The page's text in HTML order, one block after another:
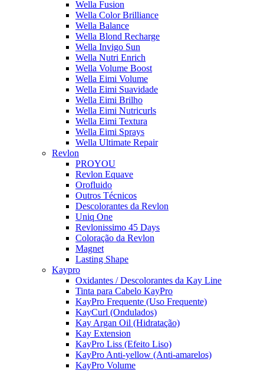
Wella Fusion
Wella Color Brilliance
Wella Balance
Wella Blond Recharge
Wella Invigo Sun
Wella Nutri Enrich
Wella Volume Boost
Wella Eimi Volume
Wella Eimi Suavidade
Wella Eimi Brilho
Wella Eimi Nutricurls
Wella Eimi Textura
Wella Eimi Sprays
Wella Ultimate Repair
Revlon
PROYOU
Revlon Equave
Orofluido
Outros Técnicos
Descolorantes da Revlon
Uniq One
Revlonissimo 45 Days
Coloração da Revlon
Magnet
Lasting Shape
Kaypro
Oxidantes / Descolorantes da Kay Line
Tinta para Cabelo KayPro
KayPro Frequente (Uso Frequente)
KayCurl (Ondulados)
Kay Argan Oil (Hidratação)
Kay Extension
KayPro Liss (Efeito Liso)
KayPro Anti-yellow (Anti-amarelos)
KayPro Volume